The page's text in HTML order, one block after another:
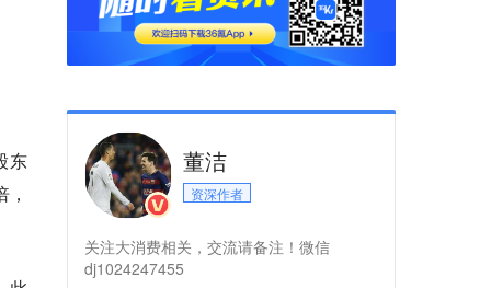
东
董洁
资深作者
关注大消费相关，交流请备注！微信
dj1024247455